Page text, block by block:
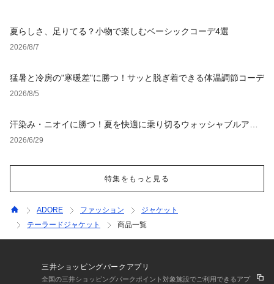
夏らしさ、足りてる？小物で楽しむベーシックコーデ4選
2026/8/7
猛暑と冷房の"寒暖差"に勝つ！サッと脱ぎ着できる体温調節コーデ
2026/8/5
汗染み・ニオイに勝つ！夏を快適に乗り切るウォッシャブルアイ
テム
2026/6/29
特集をもっと見る
ADORE ファッション
ジャケット
テーラードジャケット
商品一覧
三井ショッピングパークアプリ
全国の三井ショッピングパークポイント対象施設でご利用できるアプ